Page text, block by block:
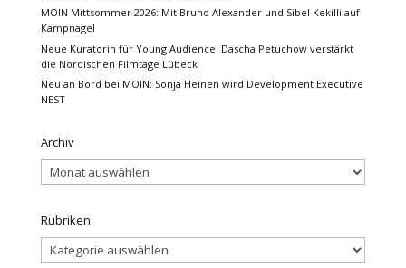
MOIN Mittsommer 2026: Mit Bruno Alexander und Sibel Kekilli auf
Kampnagel
Neue Kuratorin für Young Audience: Dascha Petuchow verstärkt
die Nordischen Filmtage Lübeck
Neu an Bord bei MOIN: Sonja Heinen wird Development Executive
NEST
Archiv
Archiv
Rubriken
Rubriken